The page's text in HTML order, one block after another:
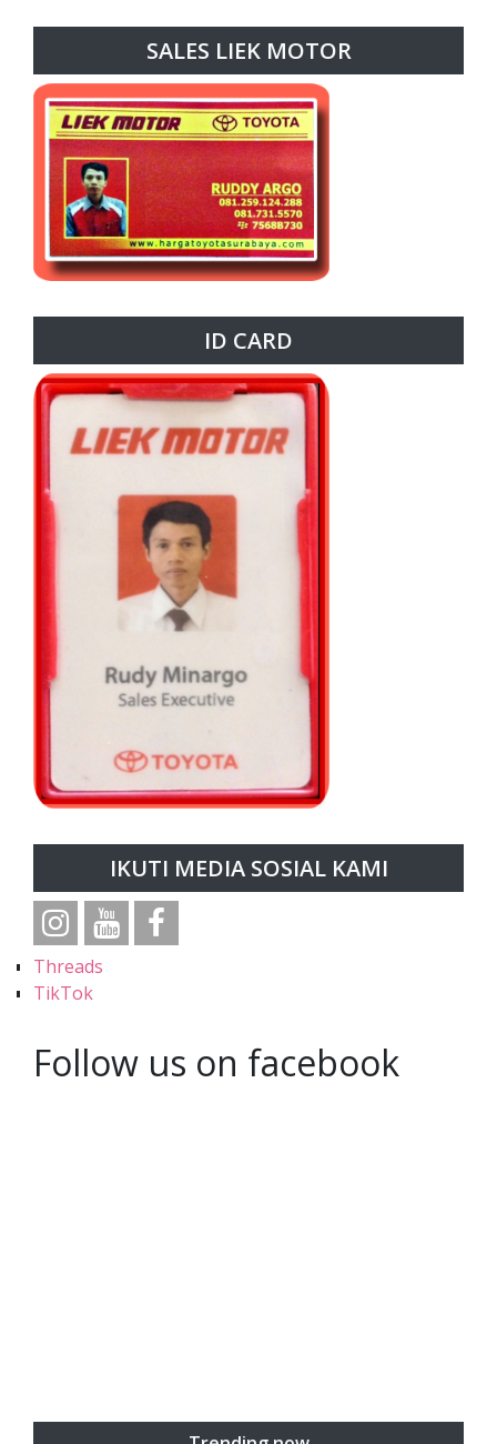
SALES LIEK MOTOR
ID CARD
IKUTI MEDIA SOSIAL KAMI
Threads
TikTok
Follow us on facebook